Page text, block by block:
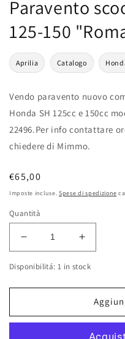
Paravento
125-150
Aprilia Catalogo
Vendo paravento nuovo
Honda SH 125cc e 150cc
22496.Per info contattare
chiedere di Mimmo.
Prezzo
di
€65,00
Imposte incluse. Spese di spedizione
Quantità
Diminuisci
quantità
per
SH
Aumenta
quantità
per
Honda
SH
125-
Disponibilitá: 1 in stock